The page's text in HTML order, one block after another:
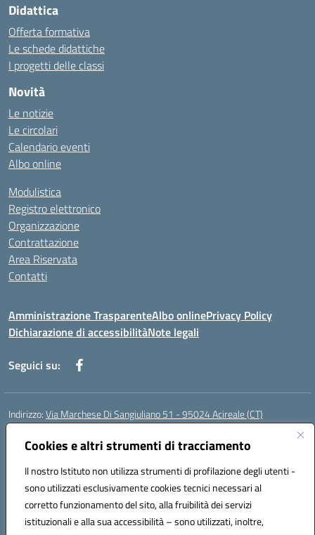
Cookies e altri strumenti di tracciamento
Il nostro Istituto non utilizza strumenti di profilazione degli utenti -
sono utilizzati esclusivamente cookies tecnici necessari al
corretto funzionamento del sito, alla fruibilità dei servizi
istituzionali e alla sua accessibilità – sono utilizzati, inoltre,
Didattica
Offerta formativa
Le schede didattiche
I progetti delle classi
Novità
Le notizie
Le circolari
Calendario eventi
Albo online
Modulistica
Registro elettronico
Organizzazione
Contrattazione
Area Riservata
Contatti
Amministrazione TrasparenteAlbo onlinePrivacy Policy
Dichiarazione di accessibilitàNote legali
Seguici su:
Indirizzo:Via Marchese Di Sangiuliano 51 - 95024 Acireale (CT)
Centralino:
Posta elettronica certificata (PEC):ctic8at00b@pec.istruzione.it
Codice fiscale: 81001970870
Codice meccanografico:CTIC8AT00B
Codice Indice delle Pubbliche Amministrazioni (IPA): istsc_ctic8at00b
Codice unico di fatturazione (CUF): UFM1P6